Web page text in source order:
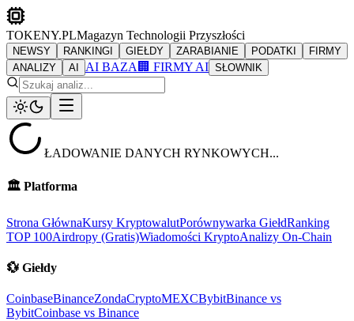
TOKENY.PLMagazyn Technologii Przyszłości
NEWSY RANKINGI GIEŁDY ZARABIANIE PODATKI
FIRMY
ANALIZY
AI AI BAZA 🏢 FIRMY AI SŁOWNIK
ŁADOWANIE DANYCH RYNKOWYCH...
🏛️ Platforma
Strona GłównaKursy KryptowalutPorównywarka GiełdRanking
TOP 100Airdropy (Gratis)Wiadomości KryptoAnalizy On-Chain
💱 Giełdy
CoinbaseBinanceZondaCryptoMEXCBybitBinance vs
BybitCoinbase vs Binance